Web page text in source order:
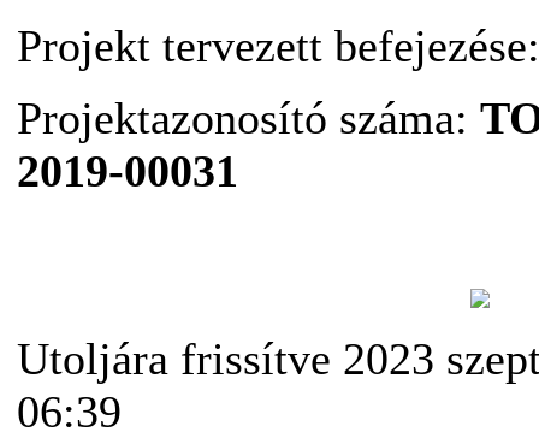
Projekt tervezett
Projektazonosító száma:
2019-00031
Utoljára frissítve 2023
06:39